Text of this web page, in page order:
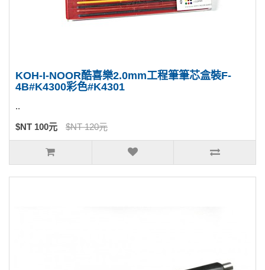
KOH-I-NOOR酷喜樂2.0mm工程筆筆芯盒裝F-
4B#K4300彩色#K4301
..
$NT 100元 $NT 120元